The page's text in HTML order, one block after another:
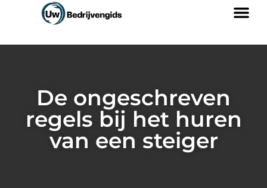
De ongeschreven
regels bij het huren
van een steiger